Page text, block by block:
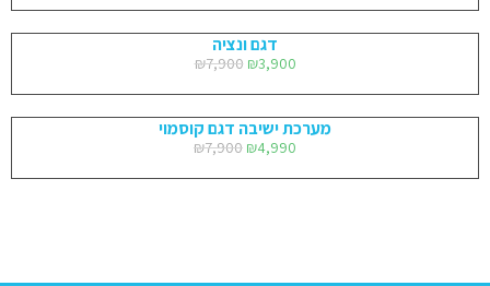
דגם ונציה
₪7,900 ₪3,900
מערכת ישיבה דגם קוסמוי
₪7,900 ₪4,990